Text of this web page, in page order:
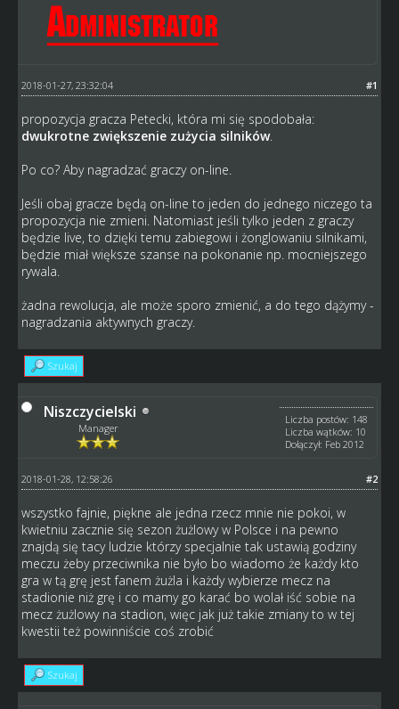
#1
2018-01-27, 23:32:04
propozycja gracza Petecki, która mi się spodobała:
dwukrotne zwiększenie zużycia silników.
Po co? Aby nagradzać graczy on-line.
Jeśli obaj gracze będą on-line to jeden do jednego niczego ta
propozycja nie zmieni. Natomiast jeśli tylko jeden z graczy
będzie live, to dzięki temu zabiegowi i żonglowaniu silnikami,
będzie miał większe szanse na pokonanie np. mocniejszego
rywala.
żadna rewolucja, ale może sporo zmienić, a do tego dążymy -
nagradzania aktywnych graczy.
Szukaj
Niszczycielski
Manager
Liczba postów: 148
Liczba wątków: 10
Dołączył: Feb 2012
#2
2018-01-28, 12:58:26
wszystko fajnie, piękne ale jedna rzecz mnie nie pokoi, w
kwietniu zacznie się sezon żużlowy w Polsce i na pewno
znajdą się tacy ludzie którzy specjalnie tak ustawią godziny
meczu żeby przeciwnika nie było bo wiadomo że każdy kto
gra w tą grę jest fanem żużla i każdy wybierze mecz na
stadionie niż grę i co mamy go karać bo wolał iść sobie na
mecz żużlowy na stadion, więc jak już takie zmiany to w tej
kwestii też powinniście coś zrobić
Szukaj